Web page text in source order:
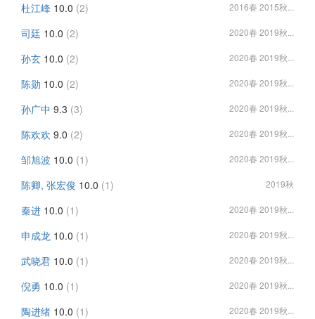
杜江峰 10.0 (2) 2016春 2015秋...
司廷 10.0 (2) 2020春 2019秋...
孙玄 10.0 (2) 2020春 2019秋...
陈勋 10.0 (2) 2020春 2019秋...
孙广中 9.3 (3) 2020春 2019秋...
陈欢欢 9.0 (2) 2020春 2019秋...
邹旭波 10.0 (1) 2020春 2019秋...
陈卿, 张宏俊 10.0 (1) 2019秋
秦进 10.0 (1) 2020春 2019秋...
申成龙 10.0 (1) 2020春 2019秋...
武晓君 10.0 (1) 2020春 2019秋...
倪勇 10.0 (1) 2020春 2019秋...
陶进绪 10.0 (1) 2020春 2019秋...